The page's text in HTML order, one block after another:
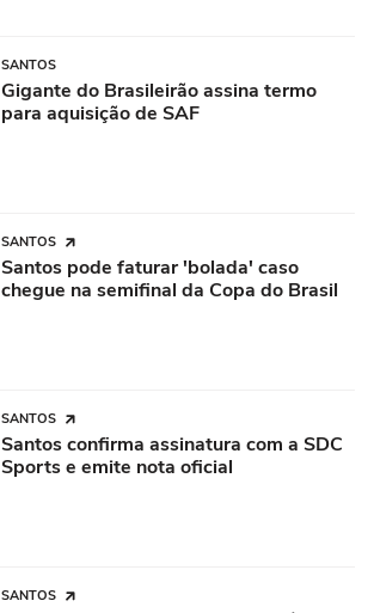
SANTOS
Gigante do Brasileirão assina termo
para aquisição de SAF
SANTOS
Santos pode faturar 'bolada' caso
chegue na semifinal da Copa do Brasil
SANTOS
Santos confirma assinatura com a SDC
Sports e emite nota oficial
SANTOS